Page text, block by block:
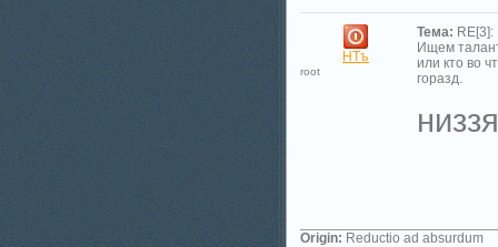
НТъ
root
Тема: RE[3]:
Ищем
или кто во
горазд.
Origin: Reductio ad absurdum